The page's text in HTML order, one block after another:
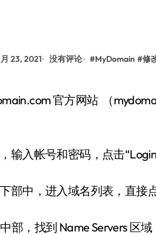
23, 2021 没有评论 #MyDomain #修
输入帐号和密码，点击
部中，进入域名列表，直接
部，找到 Name Servers 区